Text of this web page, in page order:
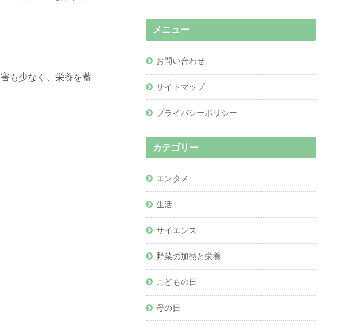
も少なく、栄養を蓄
メニュー
お問い合わせ
サイトマップ
プライバシーポリシー
カテゴリー
エンタメ
生活
サイエンス
野菜の加熱と栄養
こどもの日
母の日